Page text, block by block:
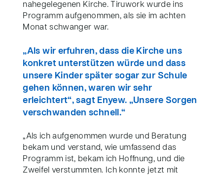
nahegelegenen Kirche. Tiruwork wurde ins
Programm aufgenommen, als sie im achten
Monat schwanger war.
„Als wir erfuhren, dass die Kirche uns
konkret unterstützen würde und dass
unsere Kinder später sogar zur Schule
gehen können, waren wir sehr
erleichtert“, sagt Enyew. „Unsere Sorgen
verschwanden schnell.“
„Als ich aufgenommen wurde und Beratung
bekam und verstand, wie umfassend das
Programm ist, bekam ich Hoffnung, und die
Zweifel verstummten. Ich konnte jetzt mit